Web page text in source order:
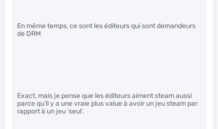
En même temps, ce sont les éditeurs qui sont demandeurs
de DRM
Exact, mais je pense que les éditeurs aiment steam aussi
parce qu’il y a une vraie plus value à avoir un jeu steam par
rapport à un jeu ‘seul’.